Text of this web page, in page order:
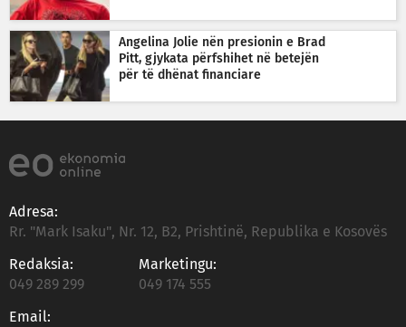
Angelina Jolie nën presionin e Brad
Pitt, gjykata përfshihet në betejën
për të dhënat financiare
Adresa:
Rr. "Mark Isaku", Nr. 12, B2, Prishtinë, Republika e Kosovës
Redaksia:
049 289 299
Marketingu:
049 174 555
Email: